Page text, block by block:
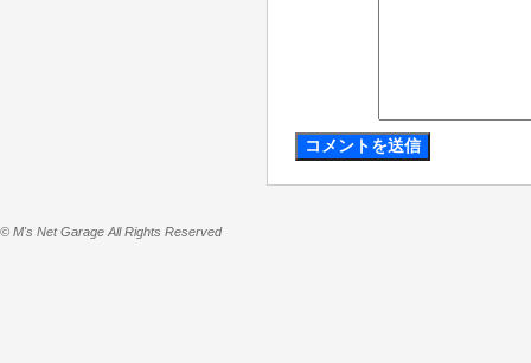
© M's Net Garage All Rights Reserved